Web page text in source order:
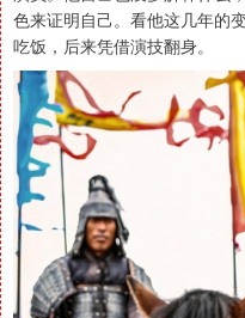
色来证明自己。看他这几年的
吃饭，后来凭借演技翻身。